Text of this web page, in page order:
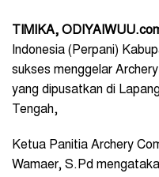
TIMIKA,
Indonesia (Perpani)
sukses menggelar
yang dipusatkan di
Tengah,
Ketua Panitia Archery
Wamaer, S.Pd